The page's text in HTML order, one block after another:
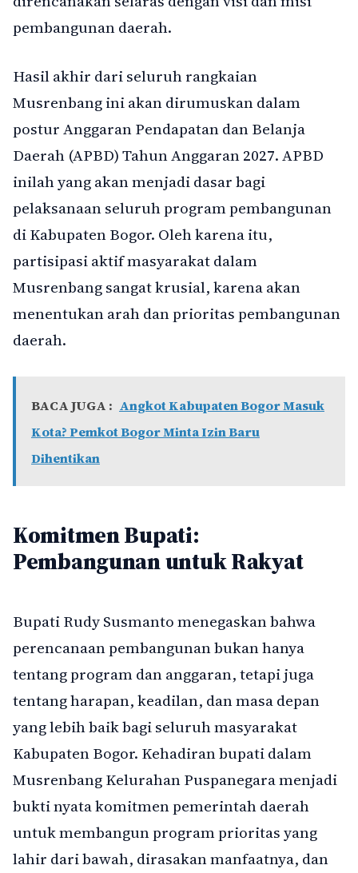
pembangunan daerah.
Hasil akhir dari seluruh rangkaian
Musrenbang ini akan dirumuskan dalam
postur Anggaran Pendapatan dan Belanja
Daerah (APBD) Tahun Anggaran 2027. APBD
inilah yang akan menjadi dasar bagi
pelaksanaan seluruh program pembangunan
di Kabupaten Bogor. Oleh karena itu,
partisipasi aktif masyarakat dalam
Musrenbang sangat krusial, karena akan
menentukan arah dan prioritas pembangunan
daerah.
BACA JUGA : Angkot Kabupaten Bogor Masuk
Kota? Pemkot Bogor Minta Izin Baru
Dihentikan
Komitmen Bupati:
Pembangunan untuk Rakyat
Bupati Rudy Susmanto menegaskan bahwa
perencanaan pembangunan bukan hanya
tentang program dan anggaran, tetapi juga
tentang harapan, keadilan, dan masa depan
yang lebih baik bagi seluruh masyarakat
Kabupaten Bogor. Kehadiran bupati dalam
Musrenbang Kelurahan Puspanegara menjadi
bukti nyata komitmen pemerintah daerah
untuk membangun program prioritas yang
lahir dari bawah, dirasakan manfaatnya, dan